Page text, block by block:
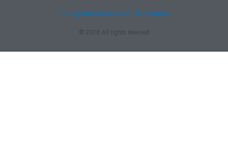
Instagram Facebook-f Vk Youtube
© 2018 All rights reserved